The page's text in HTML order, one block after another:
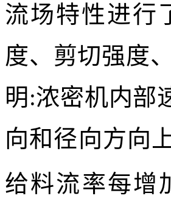
流场特性进行
度、剪切强度
明:浓密机内部
向和径向方向
给料流率每增